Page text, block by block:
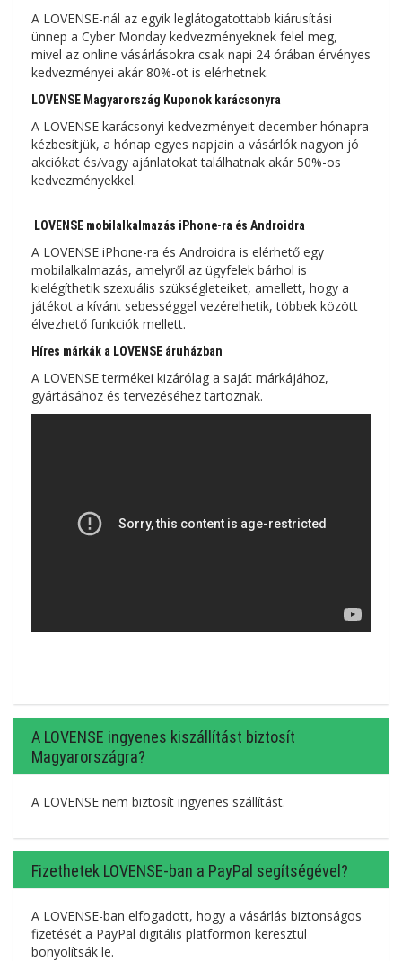
A LOVENSE-nál az egyik leglátogatottabb kiárusítási
ünnep a Cyber ​​​​Monday kedvezményeknek felel meg,
mivel az online vásárlásokra csak napi 24 órában érvényes
kedvezményei akár 80%-ot is elérhetnek.
LOVENSE Magyarország Kuponok karácsonyra
A LOVENSE karácsonyi kedvezményeit december hónapra
kézbesítjük, a hónap egyes napjain a vásárlók nagyon jó
akciókat és/vagy ajánlatokat találhatnak akár 50%-os
kedvezményekkel.
LOVENSE mobilalkalmazás iPhone-ra és Androidra
A LOVENSE iPhone-ra és Androidra is elérhető egy
mobilalkalmazás, amelyről az ügyfelek bárhol is
kielégíthetik szexuális szükségleteiket, amellett, hogy a
játékot a kívánt sebességgel vezérelhetik, többek között
élvezhető funkciók mellett.
Híres márkák a LOVENSE áruházban
A LOVENSE termékei kizárólag a saját márkájához,
gyártásához és tervezéséhez tartoznak.
A LOVENSE ingyenes kiszállítást biztosít
Magyarországra?
A LOVENSE nem biztosít ingyenes szállítást.
Fizethetek LOVENSE-ban a PayPal segítségével?
A LOVENSE-ban elfogadott, hogy a vásárlás biztonságos
fizetését a PayPal digitális platformon keresztül
bonyolítsák le.